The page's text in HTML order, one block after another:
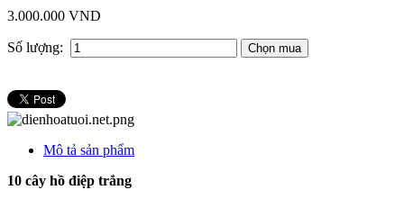
3.000.000 VND
Số lượng:
Mô tả sản phẩm
10 cây hồ điệp trắng